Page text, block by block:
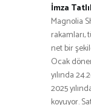
İmza
Magnolia
rakamları,
net bir
Ocak
yılında
2025
koyuyor.